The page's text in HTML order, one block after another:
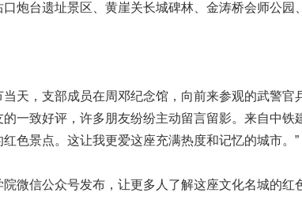
炮台遗址景区、黄崖关长城碑林、金涛桥会师公
天，支部成员在周邓纪念馆，向前来参观的武警
一致好评，许多朋友纷纷主动留言留影。来自中
色景点。这让我更爱这座充满热度和记忆的城市。”
微信公众号发布，让更多人了解这座文化名城的红